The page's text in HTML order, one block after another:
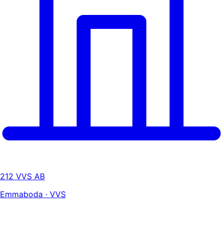
212 VVS AB
Emmaboda · VVS